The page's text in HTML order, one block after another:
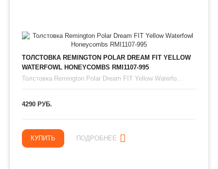
ТОЛСТОВКА REMINGTON POLAR DREAM FIT YELLOW
WATERFOWL HONEYCOMBS RMI1107-995
Толстовка Remington Polar Dream FIT Yellow Waterfo...
4290 РУБ.
КУПИТЬ ПОДРОБНЕЕ